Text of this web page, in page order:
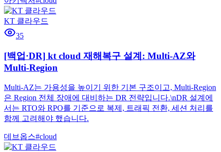
KT 클라우드
35
[백업·DR] kt cloud 재해복구 설계: Multi-AZ와
Multi-Region
Multi-AZ는 가용성을 높이기 위한 기본 구조이고, Multi-Region
은 Region 전체 장애에 대비하는 DR 전략입니다.\nDR 설계에
서는 RTO와 RPO를 기준으로 복제, 트래픽 전환, 세션 처리를
함께 고려해야 했습니다.
데브옵스#cloud